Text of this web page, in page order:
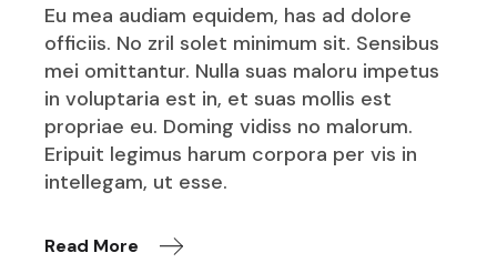
Eu mea audiam equidem, has ad dolore
officiis. No zril solet minimum sit. Sensibus
mei omittantur. Nulla suas maloru impetus
in voluptaria est in, et suas mollis est
propriae eu. Doming vidiss no malorum.
Eripuit legimus harum corpora per vis in
intellegam, ut esse.
Read More